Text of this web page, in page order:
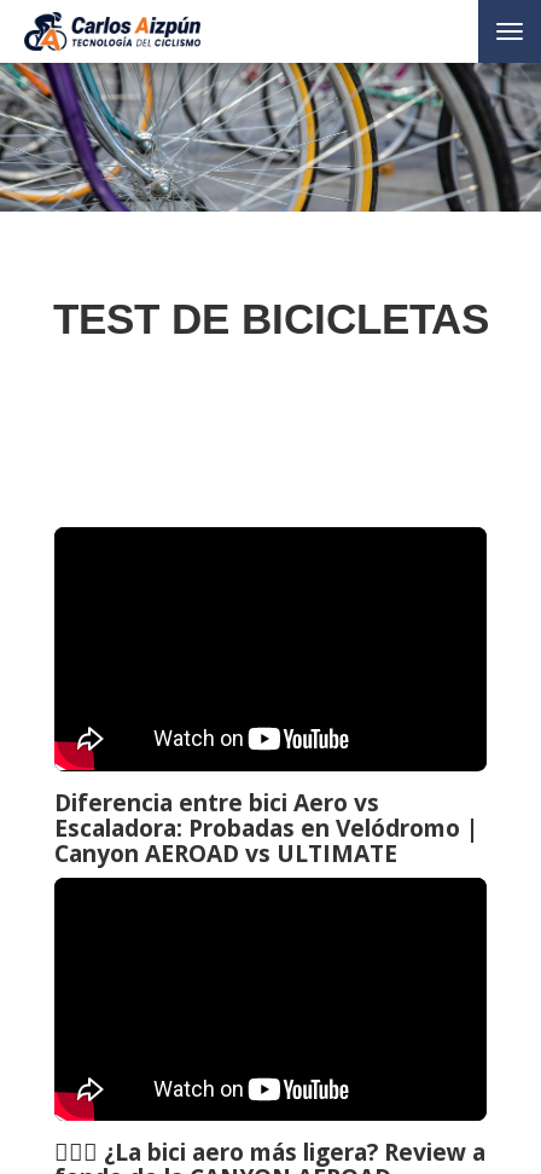
TEST DE BICICLETAS
Diferencia entre bici Aero vs
Escaladora: Probadas en Velódromo |
Canyon AEROAD vs ULTIMATE
🚴🏼‍♂️ ¿La bici aero más ligera? Review a